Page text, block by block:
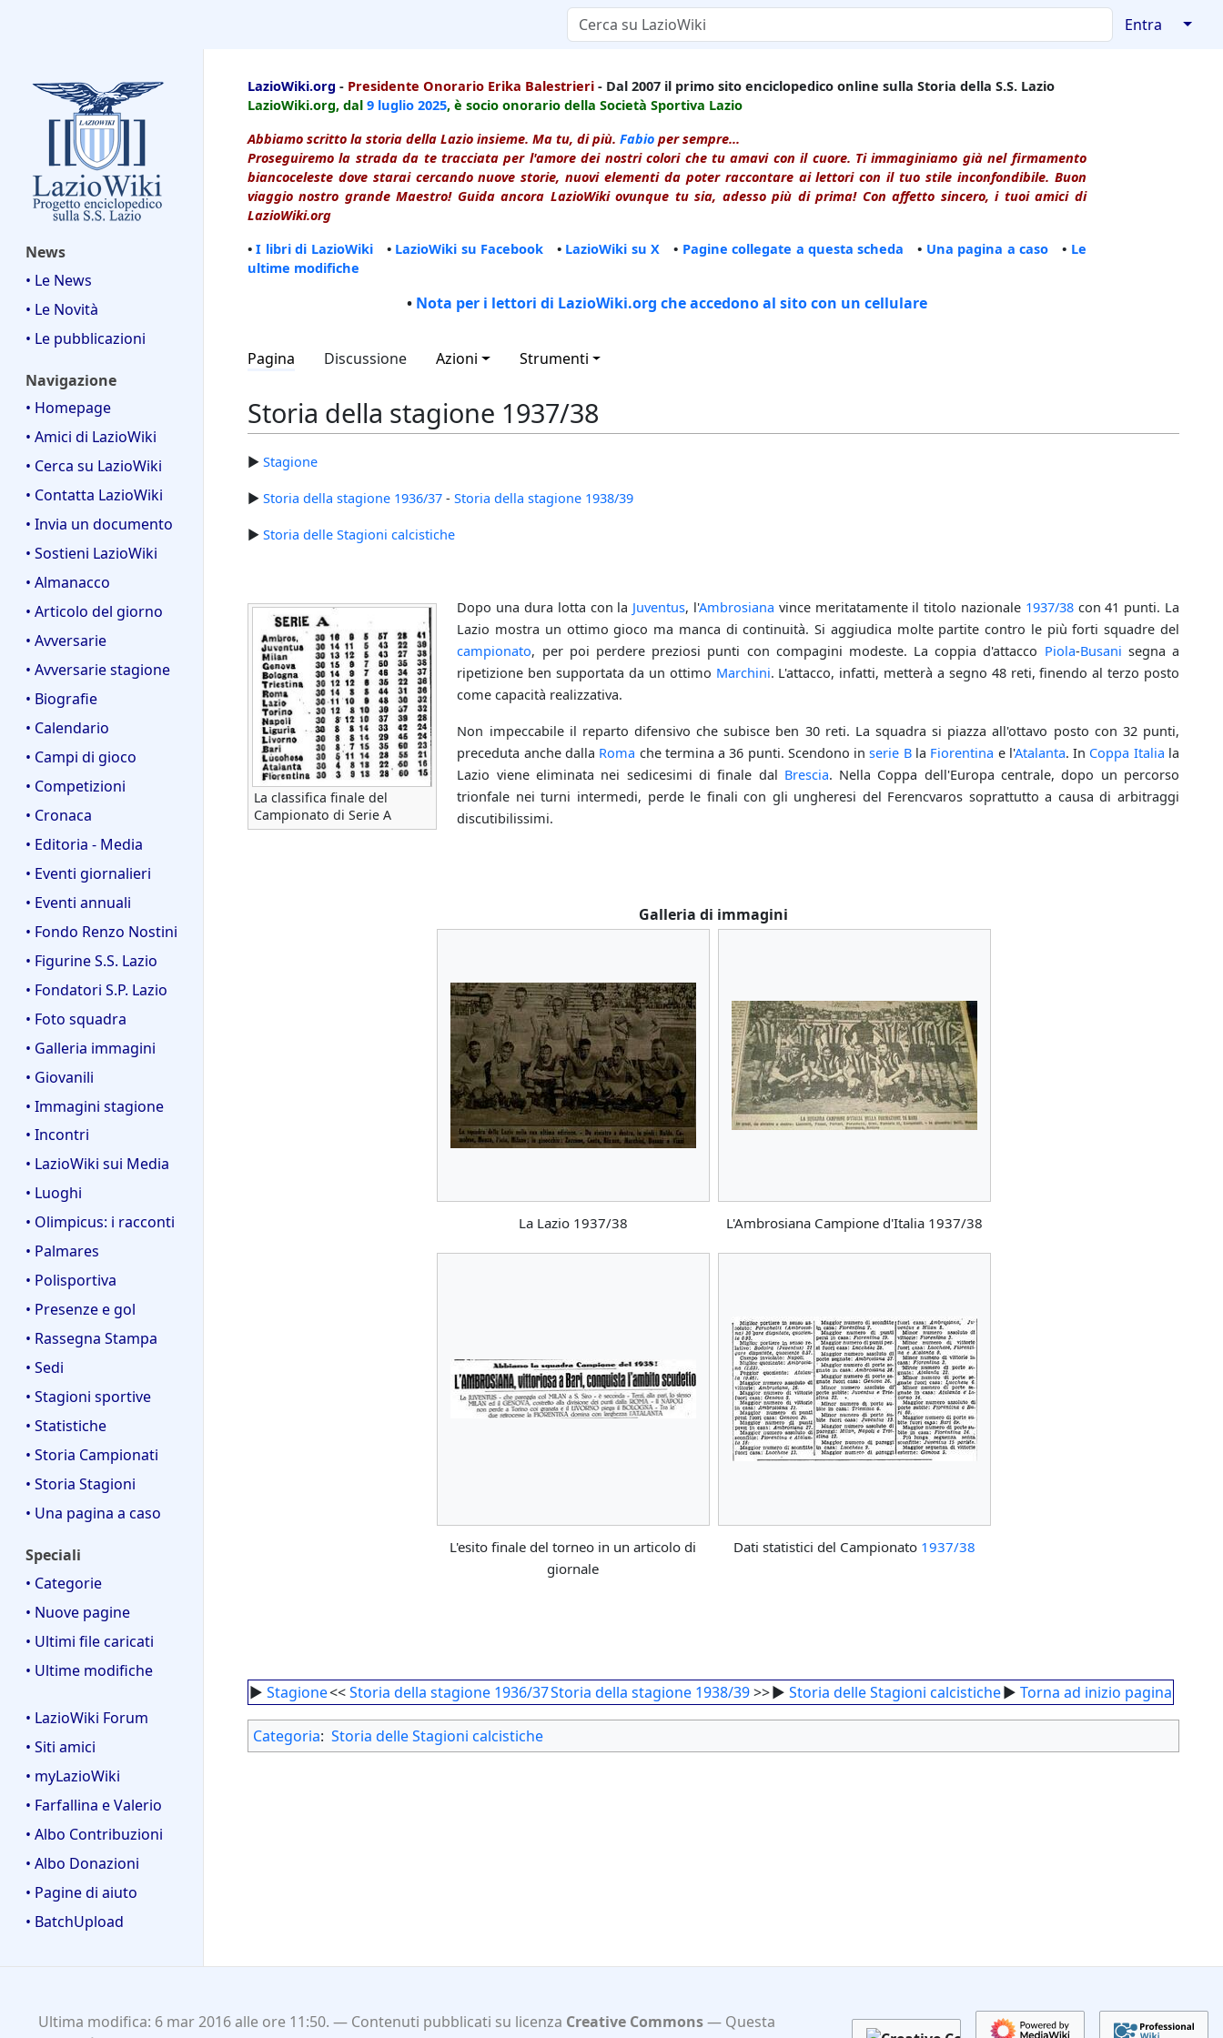
Entra ↓
News
• Le News
• Le Novità
• Le pubblicazioni
Navigazione
• Homepage
• Amici di LazioWiki
• Cerca su LazioWiki
• Contatta LazioWiki
• Invia un documento
• Sostieni LazioWiki
• Almanacco
• Articolo del giorno
• Avversarie
• Avversarie stagione
• Biografie
• Calendario
• Campi di gioco
• Competizioni
• Cronaca
• Editoria - Media
• Eventi giornalieri
• Eventi annuali
• Fondo Renzo Nostini
• Figurine S.S. Lazio
• Fondatori S.P. Lazio
• Foto squadra
• Galleria immagini
• Giovanili
• Immagini stagione
• Incontri
• LazioWiki sui Media
• Luoghi
• Olimpicus: i racconti
• Palmares
• Polisportiva
• Presenze e gol
• Rassegna Stampa
• Sedi
• Stagioni sportive
• Statistiche
• Storia Campionati
• Storia Stagioni
• Una pagina a caso
Speciali
• Categorie
• Nuove pagine
• Ultimi file caricati
• Ultime modifiche
• LazioWiki Forum
• Siti amici
• myLazioWiki
• Farfallina e Valerio
• Albo Contribuzioni
• Albo Donazioni
• Pagine di aiuto
• BatchUpload
LazioWiki.org - Presidente Onorario Erika Balestrieri - Dal 2007 il primo sito enciclopedico online sulla Storia della S.S. Lazio
LazioWiki.org, dal 9 luglio 2025, è socio onorario della Società Sportiva Lazio
Abbiamo scritto la storia della Lazio insieme. Ma tu, di più. Fabio per sempre...
Proseguiremo la strada da te tracciata per l'amore dei nostri colori che tu amavi con il cuore. Ti immaginiamo già nel firmamento
biancoceleste dove starai cercando nuove storie, nuovi elementi da poter raccontare ai lettori con il tuo stile inconfondibile. Buon
viaggio nostro grande Maestro! Guida ancora LazioWiki ovunque tu sia, adesso più di prima! Con affetto sincero, i tuoi amici di
LazioWiki.org
•I libri di LazioWiki• LazioWiki su Facebook • LazioWiki su X • Pagine collegate a questa scheda • Una pagina a caso • Le
ultime modifiche
• Nota per i lettori di LazioWiki.org che accedono al sito con un cellulare
Pagina Discussione Azioni Strumenti
Storia della stagione 1937/38
► Stagione
► Storia della stagione 1936/37 - Storia della stagione 1938/39
► Storia delle Stagioni calcistiche
La classifica finale del
Campionato di Serie A
Dopo una dura lotta con la Juventus, l'Ambrosiana vince meritatamente il titolo nazionale 1937/38con 41 punti. La
Lazio mostra un ottimo gioco ma manca di continuità. Si aggiudica molte partite contro le più forti squadre del
campionato, per poi perdere preziosi punti con compagini modeste. La coppia d'attacco Piola-Busani segna a
ripetizione ben supportata da un ottimo Marchini. L'attacco, infatti, metterà a segno 48 reti, finendo al terzo posto
come capacità realizzativa.
Non impeccabile il reparto difensivo che subisce ben 30 reti. La squadra si piazza all'ottavo posto con 32 punti,
preceduta anche dalla Roma che termina a 36 punti. Scendono inserie Bla Fiorentina e l'Atalanta. In Coppa Italia la
Lazio viene eliminata nei sedicesimi di finale dal Brescia. Nella Coppa dell'Europa centrale, dopo un percorso
trionfale nei turni intermedi, perde le finali con gli ungheresi del Ferencvaros soprattutto a causa di arbitraggi
discutibilissimi.
Galleria di immagini
La Lazio 1937/38 L'Ambrosiana Campione d'Italia 1937/38
L'esito finale del torneo in un articolo di
giornale
Dati statistici del Campionato 1937/38
► Stagione<<Storia della stagione 1936/37Storia della stagione 1938/39>>► Storia delle Stagioni calcistiche► Torna ad inizio pagina
Categoria: Storia delle Stagioni calcistiche
Ultima modifica: 6 mar 2016 alle ore 11:50. Contenuti pubblicati su licenza Creative Commons
Questa